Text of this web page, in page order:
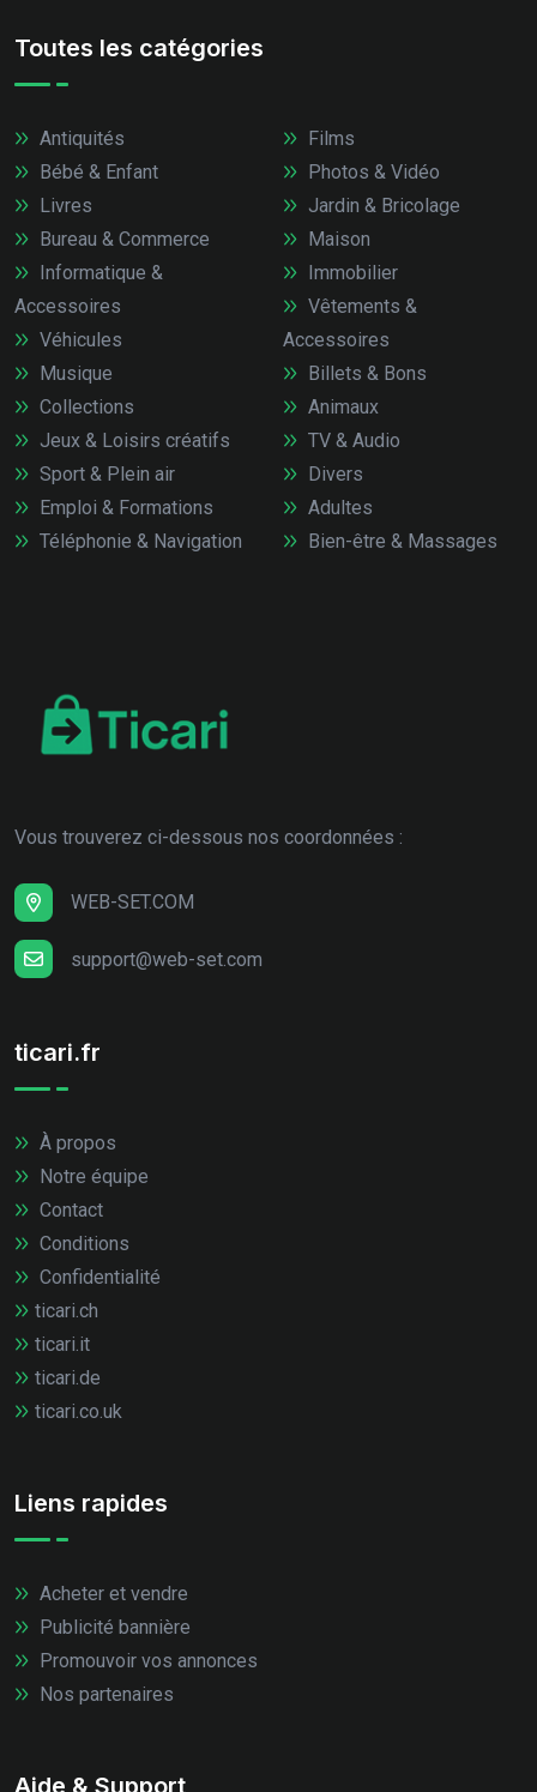
Toutes les catégories
Antiquités
Bébé & Enfant
Livres
Bureau & Commerce
Informatique &
Accessoires
Véhicules
Films
Photos & Vidéo
Jardin & Bricolage
Maison
Immobilier
Vêtements &
Accessoires
Musique
Collections
Jeux & Loisirs créatifs
Sport & Plein air
Emploi & Formations
Téléphonie & Navigation
Billets & Bons
Animaux
TV & Audio
Divers
Adultes
Bien-être & Massages
Vous trouverez ci-dessous nos coordonnées :
WEB-SET.COM
support@web-set.com
ticari.fr
À propos
Notre équipe
Contact
Conditions
Confidentialité
ticari.ch
ticari.it
ticari.de
ticari.co.uk
Liens rapides
Acheter et vendre
Publicité bannière
Promouvoir vos annonces
Nos partenaires
Aide & Support